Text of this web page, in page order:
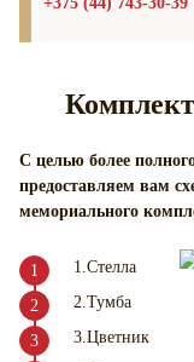
С целью более
предоставляем вам
мемориального
1.Стелла
2.Тумба
3.Цветник